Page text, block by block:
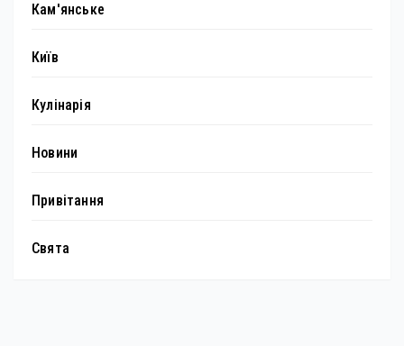
Кам'янське
Київ
Кулінарія
Новини
Привітання
Свята